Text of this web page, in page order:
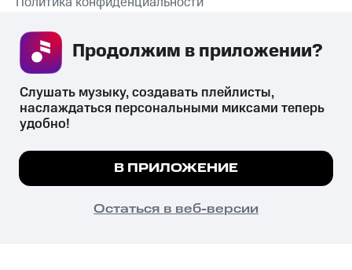
СКАЧАТЬ ПРИЛОЖЕНИЕ
психотропных веществ, их аналогов причиняет вред здоровью,
их незаконный оборот запрещён и влечёт установленную
законодательством ответственность.
© 2026 ООО «КИОН».
Все права защищены
Мы используем куки, чтобы на сайте все
Подробнее
ПОНЯТНО
Слушать музыку, создавать плейлисты,
наслаждаться персональными миксами теперь
удобно!
В ПРИЛОЖЕНИЕ
Остаться в веб-версии